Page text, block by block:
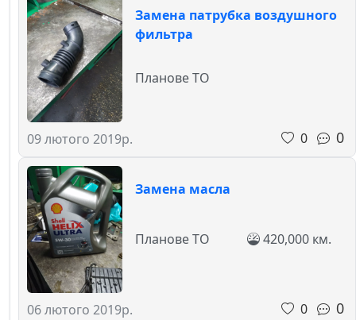
Замена патрубка воздушного
фильтра
09 лютого 2019р.
Планове ТО
0 0
Замена масла
06 лютого 2019р.
Планове ТО 420,000 км.
0 0